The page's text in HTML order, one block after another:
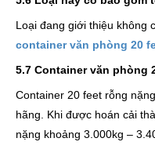
Loại đang giới thiệu không
container văn phòng 20
5.7 Container văn phòng
Container 20 feet rỗng
hãng. Khi được hoán cải
nặng khoảng 3.000kg –